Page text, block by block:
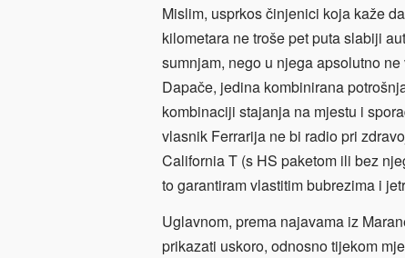
Mislim, usprkos činjenici koja kaže
kilometara ne troše pet puta slabiji
sumnjam, nego u njega apsolutno ne
Dapače, jedina kombinirana
kombinaciji stajanja na mjestu i
vlasnik Ferrarija ne bi radio pri
California T (s HS paketom ili bez
to garantiram vlastitim bubrezima i
Uglavnom, prema najavama iz
prikazati uskoro, odnosno tijekom